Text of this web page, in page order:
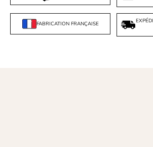
FABRICATION FRANÇAISE